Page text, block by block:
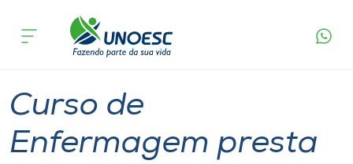
Cursos
Pesquisa
acontece
Curso de
Enfermagem presta